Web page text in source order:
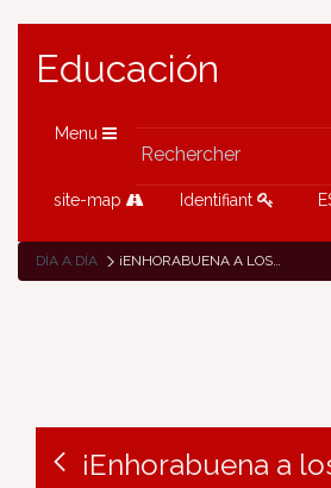
Educación
Menu
site-map Identifiant
DÍA A DÍA ¡ENHORABUENA A LOS QUÍMICOS!
¡Enhorabuena a